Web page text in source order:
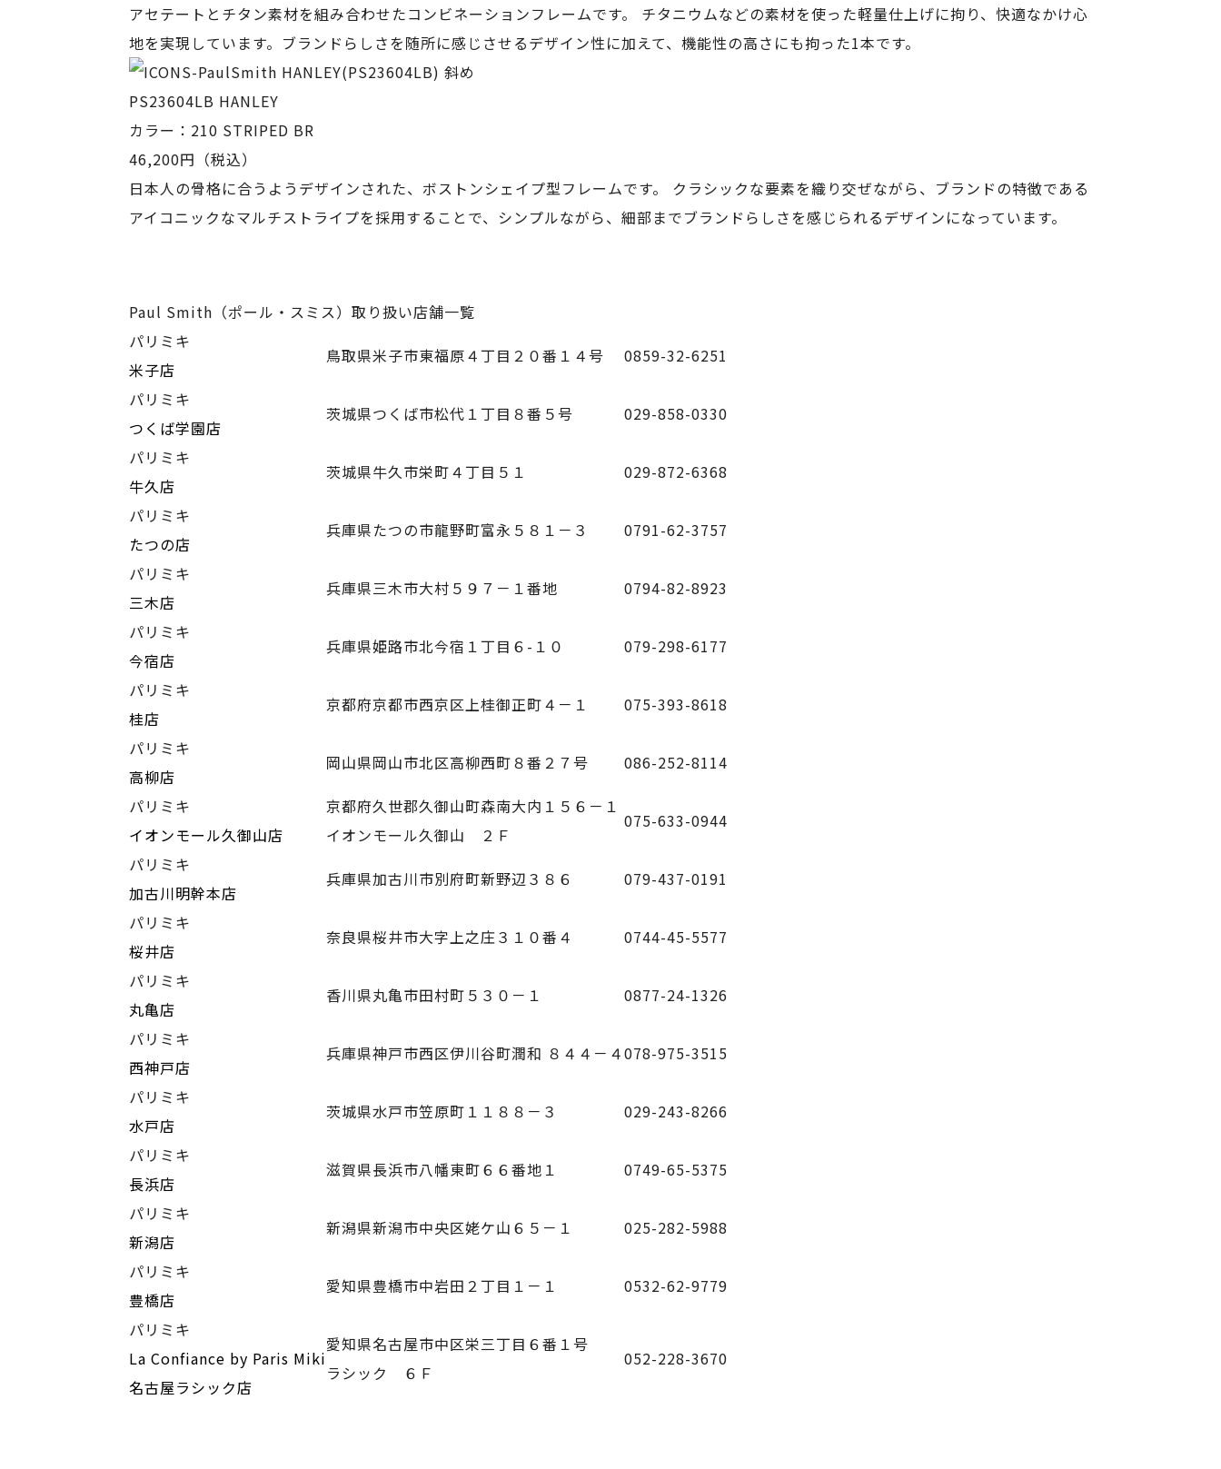
アセテートとチタン素材を組み合わせたコンビネーションフレームです。 チタニウムなどの素材を使った軽量仕上げに拘り、快適なかけ心
地を実現しています。ブランドらしさを随所に感じさせるデザイン性に加えて、機能性の高さにも拘った1本です。
PS23604LB HANLEY
カラー：210 STRIPED BR
46,200円（税込）
日本人の骨格に合うようデザインされた、ボストンシェイプ型フレームです。 クラシックな要素を織り交ぜながら、ブランドの特徴である
アイコニックなマルチストライプを採用することで、シンプルながら、細部までブランドらしさを感じられるデザインになっています。
Paul Smith（ポール・スミス）取り扱い店舗一覧
パリミキ
米子店
鳥取県米子市東福原４丁目２０番１４号
0859-32-6251
パリミキ
つくば学園店
茨城県つくば市松代１丁目８番５号
029-858-0330
パリミキ
牛久店
茨城県牛久市栄町４丁目５１
029-872-6368
パリミキ
たつの店
兵庫県たつの市龍野町富永５８１－３
0791-62-3757
パリミキ
三木店
兵庫県三木市大村５９７－１番地
0794-82-8923
パリミキ
今宿店
兵庫県姫路市北今宿１丁目６-１０
079-298-6177
パリミキ
桂店
京都府京都市西京区上桂御正町４－１
075-393-8618
パリミキ
高柳店
岡山県岡山市北区高柳西町８番２７号
086-252-8114
パリミキ
イオンモール久御山店
京都府久世郡久御山町森南大内１５６－１
イオンモール久御山 ２Ｆ
075-633-0944
パリミキ
加古川明幹本店
兵庫県加古川市別府町新野辺３８６
079-437-0191
パリミキ
桜井店
奈良県桜井市大字上之庄３１０番４
0744-45-5577
パリミキ
丸亀店
香川県丸亀市田村町５３０－１
0877-24-1326
パリミキ
西神戸店
兵庫県神戸市西区伊川谷町潤和 ８４４－４078-975-3515
パリミキ
水戸店
茨城県水戸市笠原町１１８８－３
029-243-8266
パリミキ
長浜店
滋賀県長浜市八幡東町６６番地１
0749-65-5375
パリミキ
新潟店
新潟県新潟市中央区姥ケ山６５－１
025-282-5988
パリミキ
豊橋店
愛知県豊橋市中岩田２丁目１－１
0532-62-9779
パリミキ
La Confiance by Paris Miki
名古屋ラシック店
愛知県名古屋市中区栄三丁目６番１号
ラシック ６Ｆ
052-228-3670